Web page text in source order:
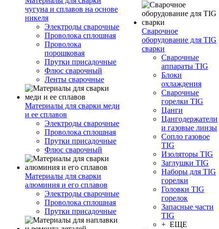
чугуна и сплавов на основе
никеля
Электроды сварочные
Проволока сплошная
Проволока
порошковая
Прутки присадочные
Флюс сварочный
Ленты сварочные
Материалы для сварки меди
и ее сплавов
Электроды сварочные
Проволока сплошная
Прутки присадочные
Флюс сварочный
Материалы для сварки
алюминия и его сплавов
Электроды сварочные
Проволока сплошная
Прутки присадочные
Сварочное
оборудование для TIG
сварки
Сварочные
аппараты TIG
Блоки
охлаждения
Сварочные
горелки TIG
Цанги
Цангодержатели
и газовые линзы
Сопло газовое
TIG
Изоляторы TIG
Заглушки TIG
Наборы для TIG
горелки
Головки TIG
горелок
Запасные части
TIG
+ ЕЩЕ